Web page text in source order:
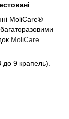
.
MoliCare®
MoliCare
до 9 крапель).